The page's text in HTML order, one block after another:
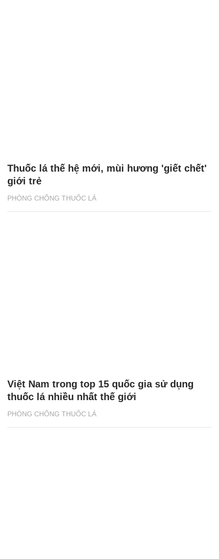
PHÒNG CHỐNG THUỐC LÁ
Thuốc lá thế hệ mới, mùi hương 'giết chết'
giới trẻ
PHÒNG CHỐNG THUỐC LÁ
Việt Nam trong top 15 quốc gia sử dụng
thuốc lá nhiều nhất thế giới